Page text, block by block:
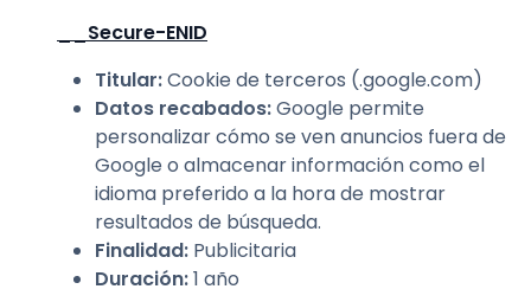
__Secure-ENID
Titular:Cookie de terceros (.google.com)
Datos recabados:Google permite
personalizar cómo se ven anuncios fuera de
Google o almacenar información como el
idioma preferido a la hora de mostrar
resultados de búsqueda.
Finalidad: Publicitaria
Duración:1 año